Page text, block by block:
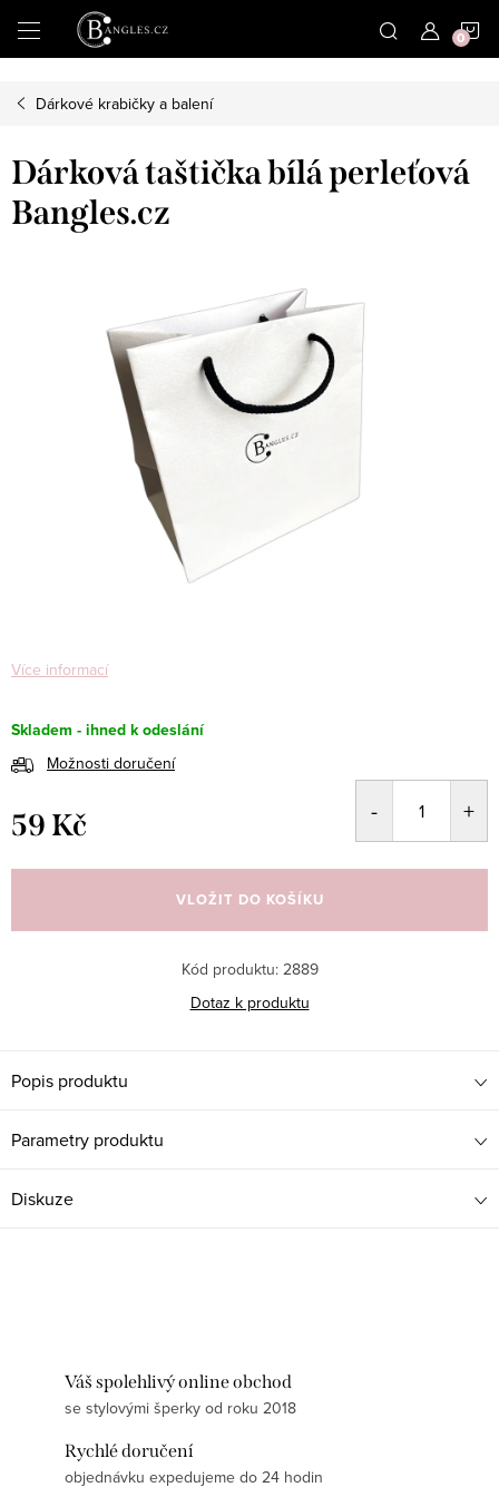
Přejít
na
Dárkové krabičky a balení
Dárková taštička bílá perleťová
Bangles.cz
Více informací
Skladem - ihned k odeslání
Možnosti doručení
59 Kč
cena:
VLOŽIT DO KOŠÍKU
Kód produktu: 2889
Dotaz k produktu
Popis produktu
Parametry produktu
Diskuze
Váš spolehlivý online obchod
se stylovými šperky od roku 2018
Rychlé doručení
objednávku expedujeme do 24 hodin